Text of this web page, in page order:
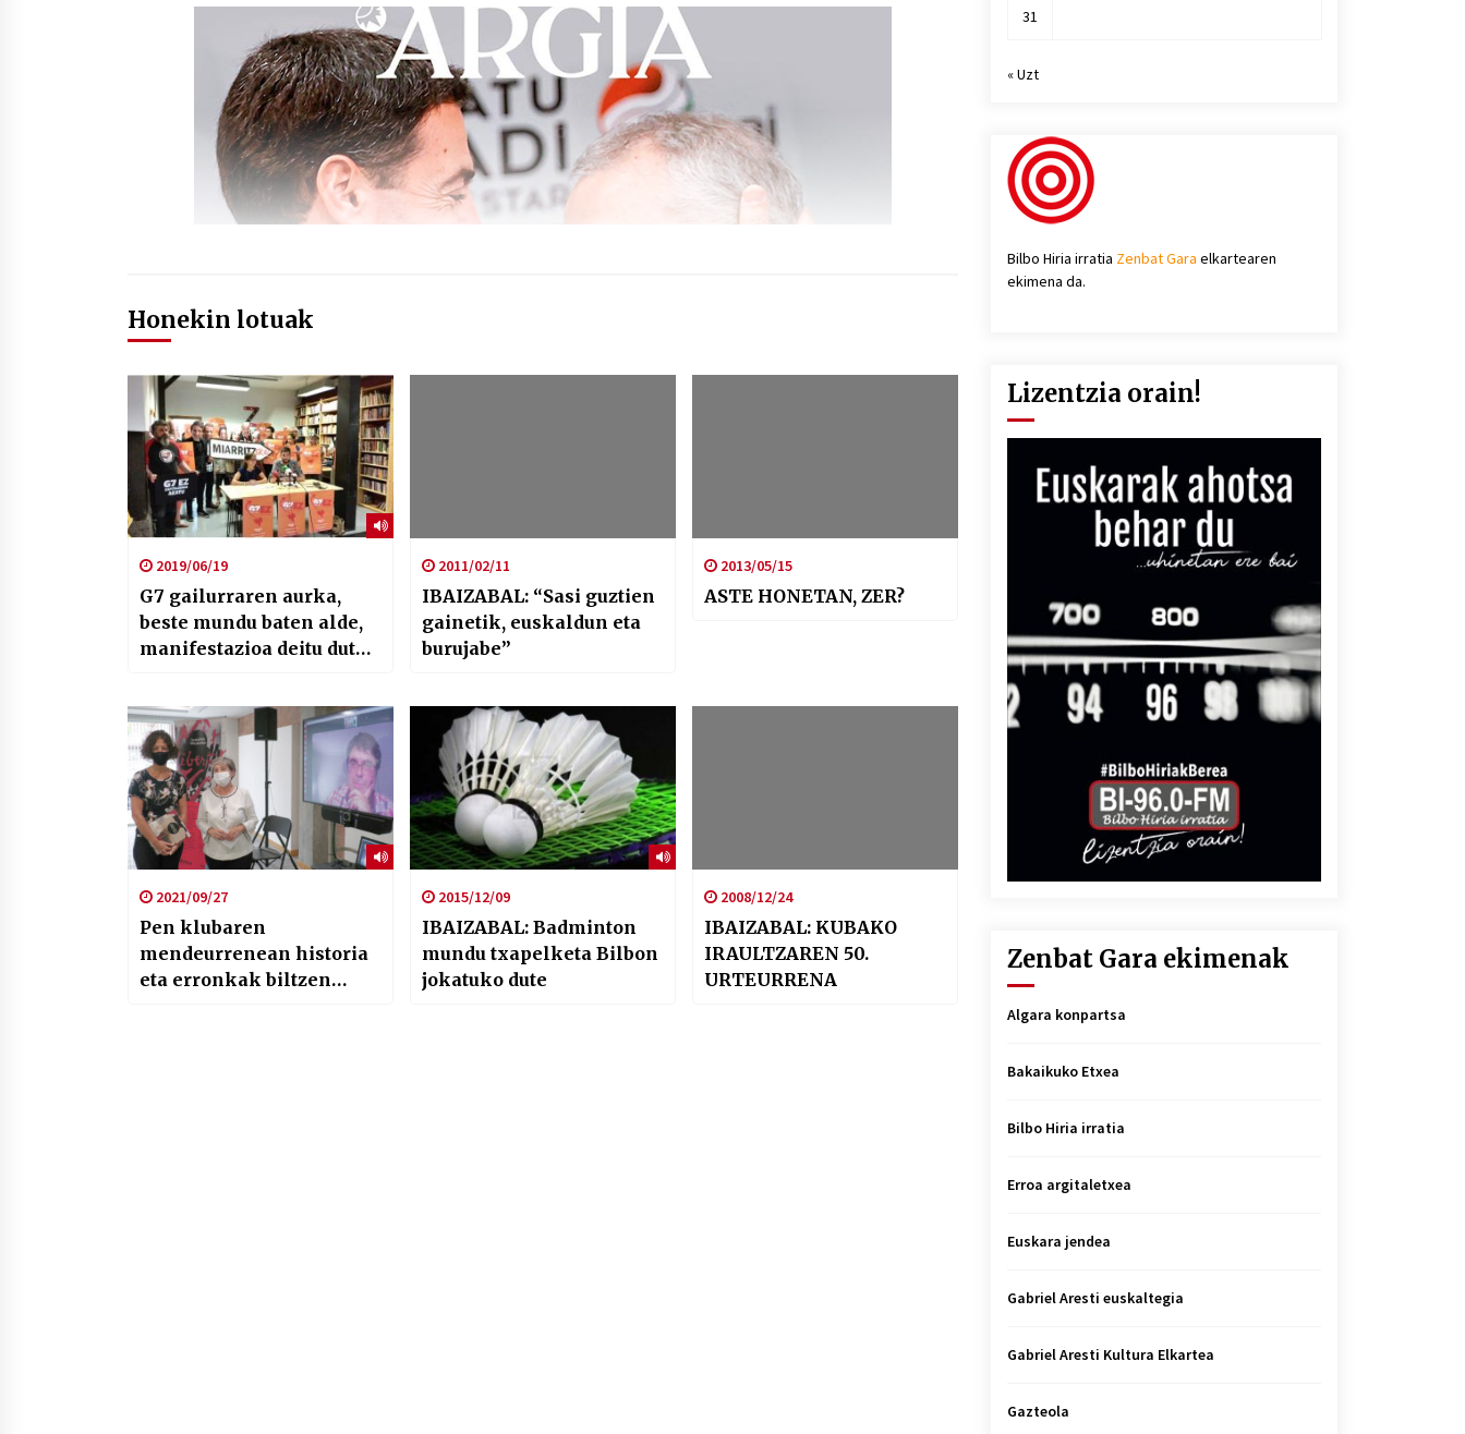
Honekin lotuak
2019/06/19
G7 gailurraren aurka,
beste mundu baten alde,
manifestazioa deitu dute
2011/02/11
IBAIZABAL: “Sasi guztien
gainetik, euskaldun eta
burujabe”
2013/05/15
ASTE HONETAN, ZER?
2021/09/27
Pen klubaren
mendeurrenean historia
eta erronkak biltzen
2015/12/09
IBAIZABAL: Badminton
mundu txapelketa Bilbon
jokatuko dute
2008/12/24
IBAIZABAL: KUBAKO
IRAULTZAREN 50.
URTEURRENA
31
« Uzt
Bilbo Hiria irratia Zenbat Gara elkartearen
ekimena da.
Lizentzia orain!
Zenbat Gara ekimenak
Algara konpartsa
Bakaikuko Etxea
Bilbo Hiria irratia
Erroa argitaletxea
Euskara jendea
Gabriel Aresti euskaltegia
Gabriel Aresti Kultura Elkartea
Gazteola